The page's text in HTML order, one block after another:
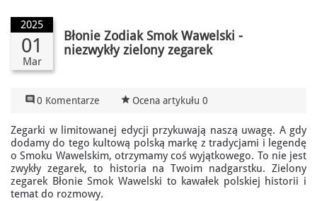
2025
01
Mar
Błonie Zodiak Smok Wawelski -
niezwykły zielony zegarek
 0 Komentarze star_rate
Ocena artykułu 0
Zegarki w limitowanej edycji przykuwają naszą uwagę. A gdy
dodamy do tego kultową polską markę z tradycjami i legendę
o Smoku Wawelskim, otrzymamy coś wyjątkowego. To nie jest
zwykły zegarek, to historia na Twoim nadgarstku. Zielony
zegarek Błonie Smok Wawelski to kawałek polskiej historii i
temat do rozmowy.